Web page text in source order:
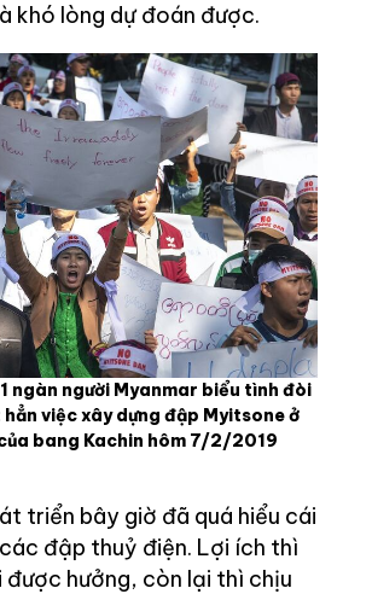
khó lòng dự đoán được.
ngàn người Myanmar biểu tình đòi
việc xây dựng đập Myitsone ở
bang Kachin hôm 7/2/2019
triển bây giờ đã quá hiểu cái
đập thuỷ điện. Lợi ích thì
hưởng, còn lại thì chịu